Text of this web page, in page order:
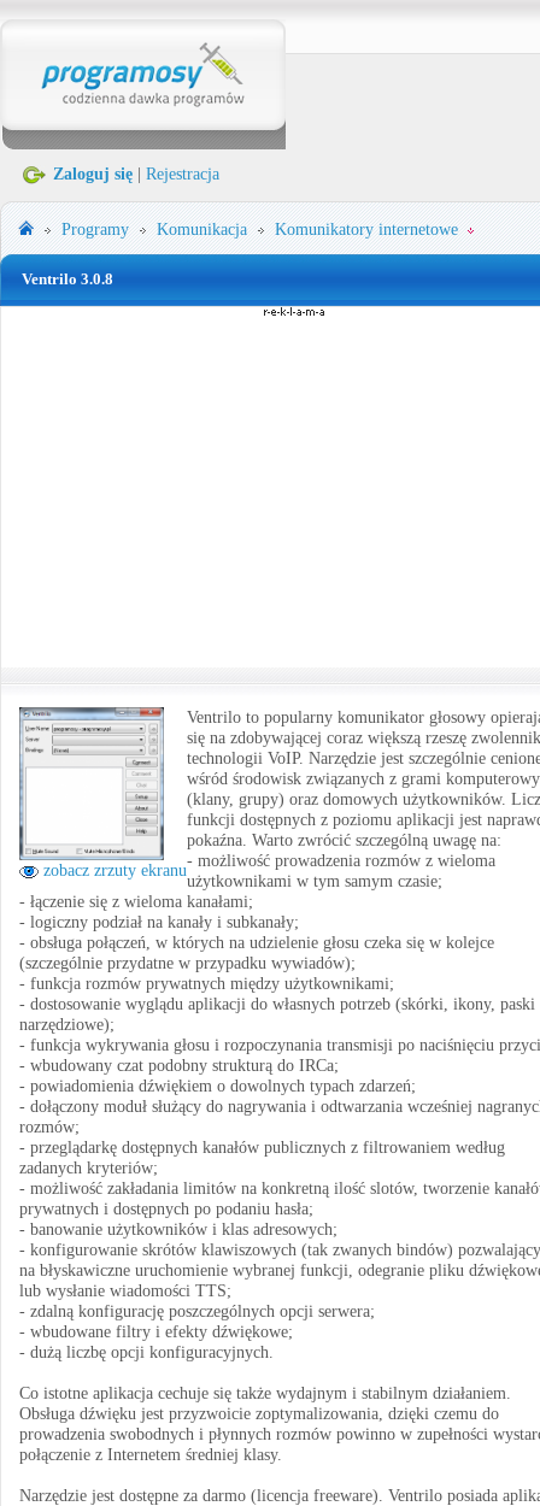
Zaloguj się Rejestracja
Programy Komunikacja Komunikatory internetowe
Ventrilo 3.0.8
zobacz zrzuty ekranu
Ventrilo to popularny komunikator głosowy
się na zdobywającej coraz większą rzeszę
technologii VoIP. Narzędzie jest szczególnie
wśród środowisk związanych z grami
(klany, grupy) oraz domowych użytkowników.
funkcji dostępnych z poziomu aplikacji jest
pokaźna. Warto zwrócić szczególną uwagę na:
- możliwość prowadzenia rozmów z wieloma
użytkownikami w tym samym czasie;
- łączenie się z wieloma kanałami;
- logiczny podział na kanały i subkanały;
- obsługa połączeń, w których na udzielenie głosu czeka się w kolejce
(szczególnie przydatne w przypadku wywiadów);
- funkcja rozmów prywatnych między użytkownikami;
- dostosowanie wyglądu aplikacji do własnych potrzeb (skórki, ikony, paski
narzędziowe);
- funkcja wykrywania głosu i rozpoczynania transmisji po naciśnięciu
- wbudowany czat podobny strukturą do IRCa;
- powiadomienia dźwiękiem o dowolnych typach zdarzeń;
- dołączony moduł służący do nagrywania i odtwarzania wcześniej
rozmów;
- przeglądarkę dostępnych kanałów publicznych z filtrowaniem według
zadanych kryteriów;
- możliwość zakładania limitów na konkretną ilość slotów, tworzenie
prywatnych i dostępnych po podaniu hasła;
- banowanie użytkowników i klas adresowych;
- konfigurowanie skrótów klawiszowych (tak zwanych bindów)
na błyskawiczne uruchomienie wybranej funkcji, odegranie pliku
lub wysłanie wiadomości TTS;
- zdalną konfigurację poszczególnych opcji serwera;
- wbudowane filtry i efekty dźwiękowe;
- dużą liczbę opcji konfiguracyjnych.
Co istotne aplikacja cechuje się także wydajnym i stabilnym działaniem.
Obsługa dźwięku jest przyzwoicie zoptymalizowania, dzięki czemu do
prowadzenia swobodnych i płynnych rozmów powinno w zupełności
połączenie z Internetem średniej klasy.
Narzędzie jest dostępne za darmo (licencja freeware). Ventrilo posiada